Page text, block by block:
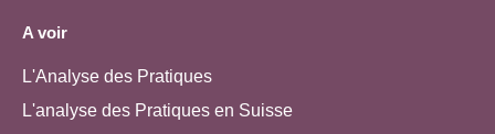
A voir
L'Analyse des Pratiques
L'analyse des Pratiques en Suisse